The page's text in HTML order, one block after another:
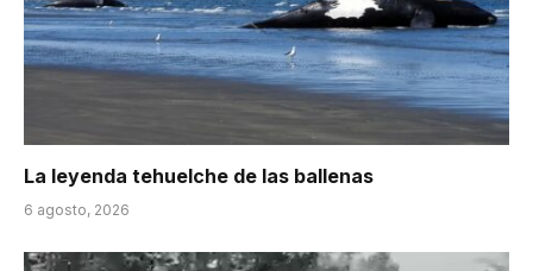
La leyenda tehuelche de las ballenas
6 agosto, 2026